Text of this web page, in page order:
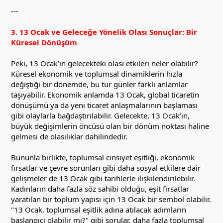
---
3. 13 Ocak ve Geleceğe Yönelik Olası Sonuçlar: Bir
Küresel Dönüşüm
Peki, 13 Ocak’ın gelecekteki olası etkileri neler olabilir?
Küresel ekonomik ve toplumsal dinamiklerin hızla
değiştiği bir dönemde, bu tür günler farklı anlamlar
taşıyabilir. Ekonomik anlamda 13 Ocak, global ticaretin
dönüşümü ya da yeni ticaret anlaşmalarının başlaması
gibi olaylarla bağdaştırılabilir. Gelecekte, 13 Ocak’ın,
büyük değişimlerin öncüsü olan bir dönüm noktası haline
gelmesi de olasılıklar dahilindedir.
Bununla birlikte, toplumsal cinsiyet eşitliği, ekonomik
fırsatlar ve çevre sorunları gibi daha sosyal etkilere dair
gelişmeler de 13 Ocak gibi tarihlerle ilişkilendirilebilir.
Kadınların daha fazla söz sahibi olduğu, eşit fırsatlar
yaratılan bir toplum yapısı için 13 Ocak bir sembol olabilir.
"13 Ocak, toplumsal eşitlik adına atılacak adımların
başlangıcı olabilir mi?" gibi sorular, daha fazla toplumsal